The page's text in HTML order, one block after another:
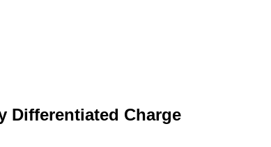
Differentiated Charge